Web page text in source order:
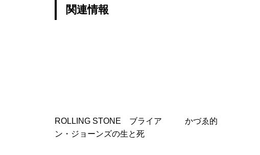
関連情報
ROLLING STONE ブライア
ン・ジョーンズの生と死
かづゑ的